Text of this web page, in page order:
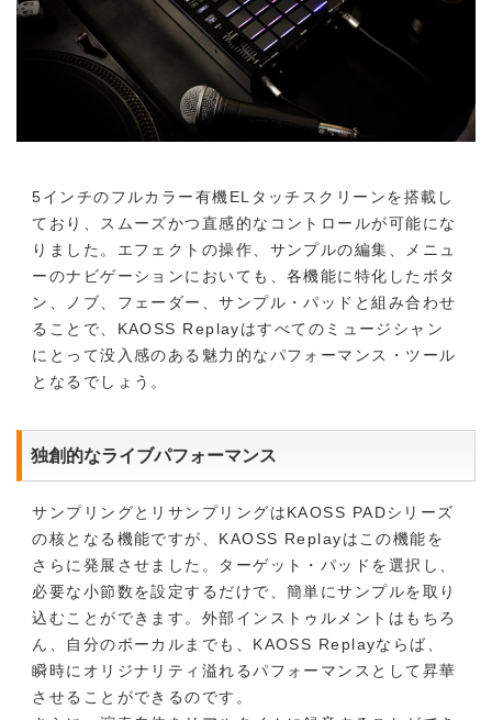
5インチのフルカラー有機ELタッチスクリーンを搭載し
ており、スムーズかつ直感的なコントロールが可能にな
りました。エフェクトの操作、サンプルの編集、メニュ
ーのナビゲーションにおいても、各機能に特化したボタ
ン、ノブ、フェーダー、サンプル・パッドと組み合わせ
ることで、KAOSS Replayはすべてのミュージシャン
にとって没入感のある魅力的なパフォーマンス・ツール
となるでしょう。
独創的なライブパフォーマンス
サンプリングとリサンプリングはKAOSS PADシリーズ
の核となる機能ですが、KAOSS Replayはこの機能を
さらに発展させました。ターゲット・パッドを選択し、
必要な小節数を設定するだけで、簡単にサンプルを取り
込むことができます。外部インストゥルメントはもちろ
ん、自分のボーカルまでも、KAOSS Replayならば、
瞬時にオリジナリティ溢れるパフォーマンスとして昇華
させることができるのです。